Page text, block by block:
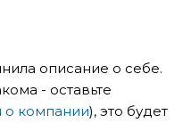
описание о себе.
- оставьте
о компании), это будет